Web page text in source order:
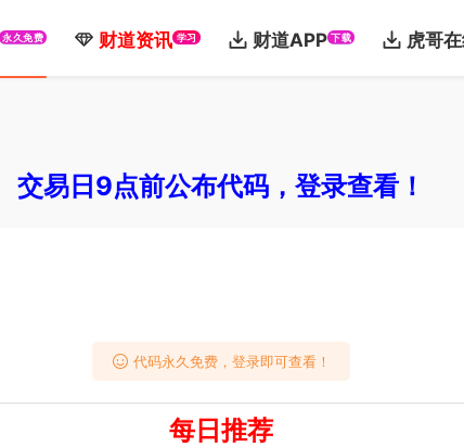
永久免费 财道资讯 学习 财道APP 下载 虎哥
交易日9点前公布代码，登录查看！
代码永久免费，登录即可查看！
每日推荐